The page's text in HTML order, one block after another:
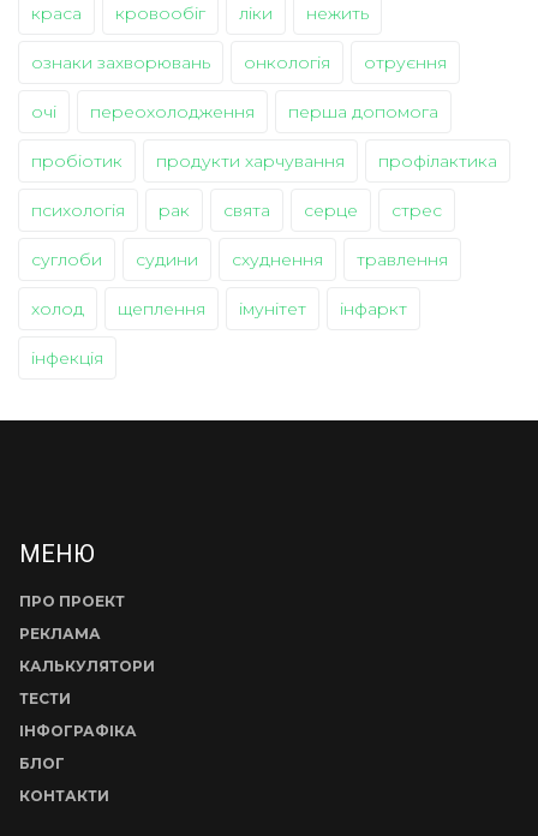
краса кровообіг ліки нежить
ознаки захворювань онкологія отруєння
очі переохолодження перша допомога
пробіотик продукти харчування профілактика
психологія рак свята серце стрес
суглоби судини схуднення травлення
холод щеплення імунітет інфаркт
інфекція
МЕНЮ
ПРО ПРОЕКТ
РЕКЛАМА
КАЛЬКУЛЯТОРИ
ТЕСТИ
ІНФОГРАФІКА
БЛОГ
КОНТАКТИ